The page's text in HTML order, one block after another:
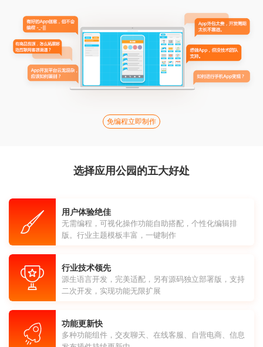
免编程立即制作
选择应用公园的五大好处
用户体验绝佳
无需编程，可视化操作功能自助搭配，个性化编辑排
版。行业主题模板丰富，一键制作
行业技术领先
源生语言开发，完美适配，另有源码独立部署版，支持
二次开发，实现功能无限扩展
功能更新快
多种功能组件，交友聊天、在线客服、自营电商、信息